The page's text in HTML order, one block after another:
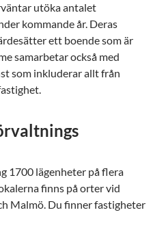
utöka antalet
kommande år. Deras
ett boende som är
samarbetar också med
som inkluderar allt från
1700 lägenheter på flera
finns på orter vid
Malmö. Du finner fastigheter